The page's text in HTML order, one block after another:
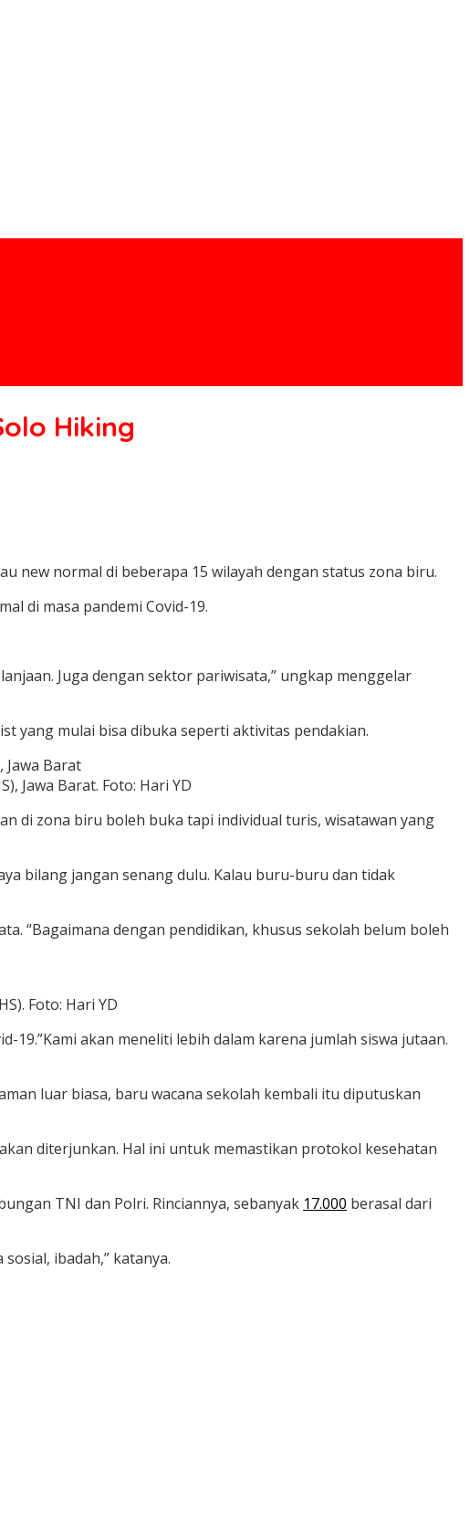
Hiking
new normal di beberapa 15 wilayah dengan status zona biru.
di masa pandemi Covid-19.
Juga dengan sektor pariwisata,” ungkap menggelar
yang mulai bisa dibuka seperti aktivitas pendakian.
Jawa Barat. Foto: Hari YD
di zona biru boleh buka tapi individual turis, wisatawan yang
bilang jangan senang dulu. Kalau buru-buru dan tidak
“Bagaimana dengan pendidikan, khusus sekolah belum boleh
Foto: Hari YD
akan meneliti lebih dalam karena jumlah siswa jutaan.
luar biasa, baru wacana sekolah kembali itu diputuskan
diterjunkan. Hal ini untuk memastikan protokol kesehatan
TNI dan Polri. Rinciannya, sebanyak 17.000 berasal dari
ibadah,” katanya.